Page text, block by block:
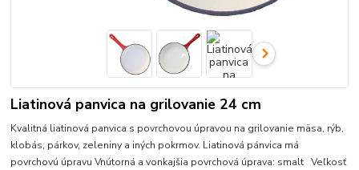
Liatinová panvica na grilovanie 24 cm
Kvalitná liatinová panvica s povrchovou úpravou na grilovanie mäsa, rýb,
klobás, párkov, zeleniny a iných pokrmov. Liatinová pánvica má
povrchovú úpravu Vnútorná a vonkajšia povrchová úprava: smalt Veľkosť